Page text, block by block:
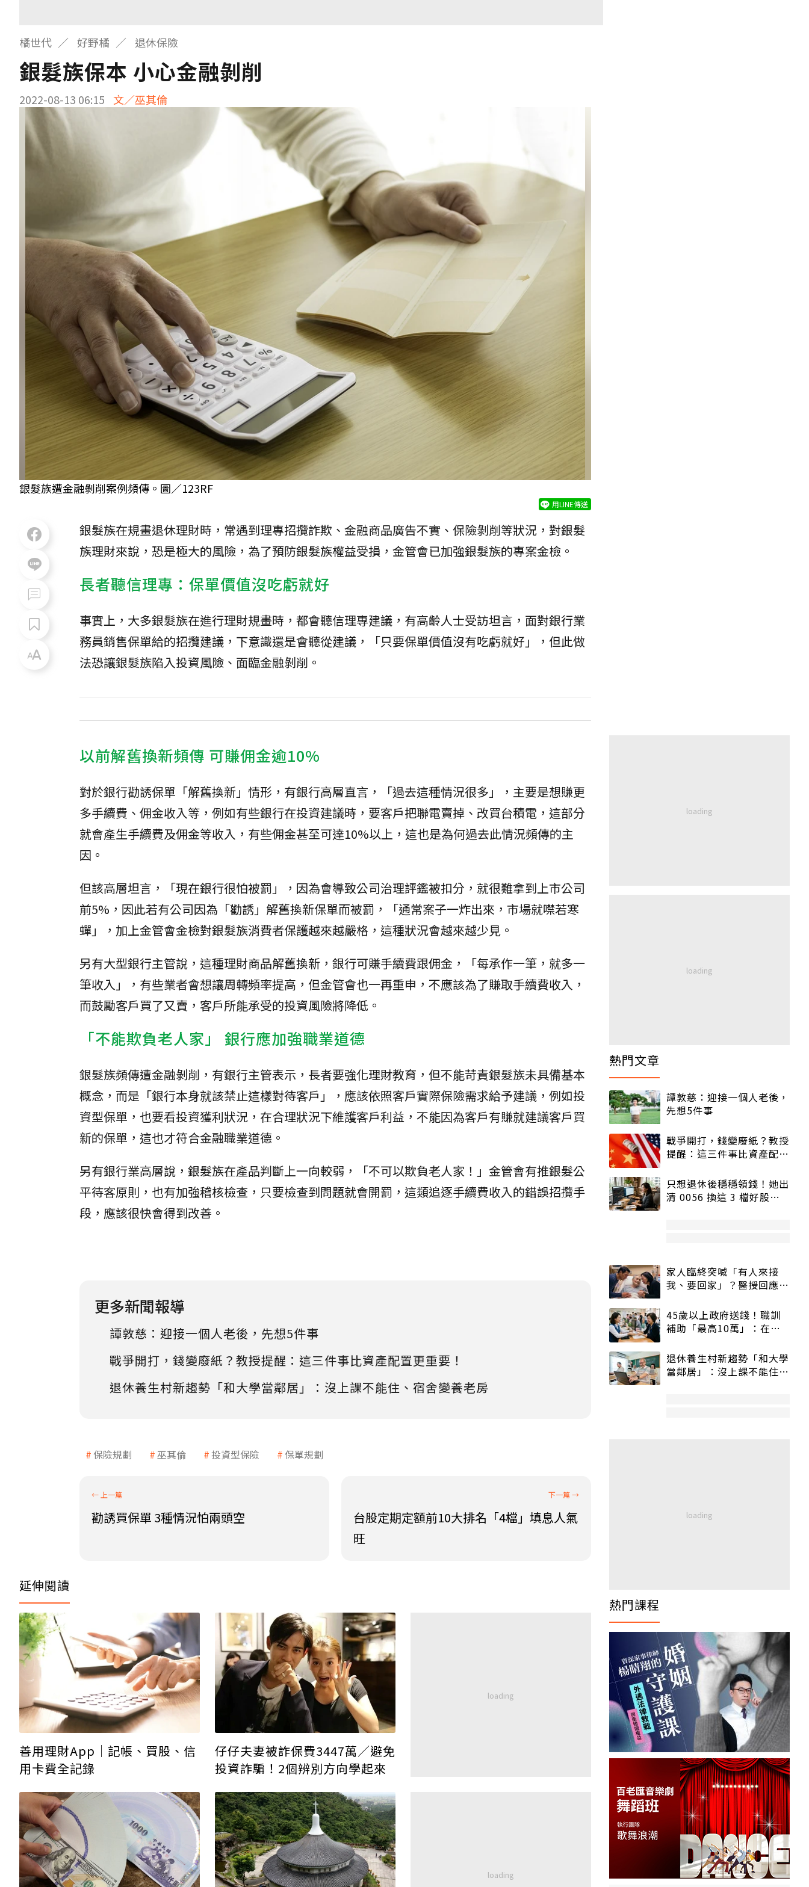
橘世代 好野橘 退休保險
銀髮族保本 小心金融剝削
2022-08-13 06:15 文／巫其倫
銀髮族遭金融剝削案例頻傳。圖／123RF
用LINE傳送
銀髮族在規畫退休理財時，常遇到理專招攬詐欺、金融商品廣告不實、保險剝削等狀況，對銀髮
族理財來說，恐是極大的風險，為了預防銀髮族權益受損，金管會已加強銀髮族的專案金檢。
長者聽信理專：保單價值沒吃虧就好
事實上，大多銀髮族在進行理財規畫時，都會聽信理專建議，有高齡人士受訪坦言，面對銀行業
務員銷售保單給的招攬建議，下意識還是會聽從建議，「只要保單價值沒有吃虧就好」，但此做
法恐讓銀髮族陷入投資風險、面臨金融剝削。
以前解舊換新頻傳 可賺佣金逾10%
對於銀行勸誘保單「解舊換新」情形，有銀行高層直言，「過去這種情況很多」，主要是想賺更
多手續費、佣金收入等，例如有些銀行在投資建議時，要客戶把聯電賣掉、改買台積電，這部分
就會產生手續費及佣金等收入，有些佣金甚至可達10%以上，這也是為何過去此情況頻傳的主
因。
但該高層坦言，「現在銀行很怕被罰」，因為會導致公司治理評鑑被扣分，就很難拿到上市公司
前5%，因此若有公司因為「勸誘」解舊換新保單而被罰，「通常案子一炸出來，市場就噤若寒
蟬」，加上金管會金檢對銀髮族消費者保護越來越嚴格，這種狀況會越來越少見。
另有大型銀行主管說，這種理財商品解舊換新，銀行可賺手續費跟佣金，「每承作一筆，就多一
筆收入」，有些業者會想讓周轉頻率提高，但金管會也一再重申，不應該為了賺取手續費收入，
而鼓勵客戶買了又賣，客戶所能承受的投資風險將降低。
「不能欺負老人家」 銀行應加強職業道德
銀髮族頻傳遭金融剝削，有銀行主管表示，長者要強化理財教育，但不能苛責銀髮族未具備基本
概念，而是「銀行本身就該禁止這樣對待客戶」，應該依照客戶實際保險需求給予建議，例如投
資型保單，也要看投資獲利狀況，在合理狀況下維護客戶利益，不能因為客戶有賺就建議客戶買
新的保單，這也才符合金融職業道德。
另有銀行業高層說，銀髮族在產品判斷上一向較弱，「不可以欺負老人家！」金管會有推銀髮公
平待客原則，也有加強稽核檢查，只要檢查到問題就會開罰，這類追逐手續費收入的錯誤招攬手
段，應該很快會得到改善。
更多新聞報導
譚敦慈：迎接一個人老後，先想5件事
戰爭開打，錢變廢紙？教授提醒：這三件事比資產配置更重要！
退休養生村新趨勢「和大學當鄰居」：沒上課不能住、宿舍變養老房
保險規劃 巫其倫 投資型保險 保單規劃
勸誘買保單 3種情況怕兩頭空
台股定期定額前10大排名「4檔」填息人氣
旺
延伸閱讀
善用理財App｜記帳、買股、信
用卡費全記錄
仔仔夫妻被詐保費3447萬／避免
投資詐騙！2個辨別方向學起來
熱門文章
譚敦慈：迎接一個人老後，
先想5件事
戰爭開打，錢變廢紙？教授
提醒：這三件事比資產配置
只想退休後穩穩領錢！她出
清 0056 換這 3 檔好股：
家人臨終突喊「有人來接
我、要回家」？醫授回應方
45歲以上政府送錢！職訓
補助「最高10萬」：在
退休養生村新趨勢「和大學
當鄰居」：沒上課不能住、
熱門課程